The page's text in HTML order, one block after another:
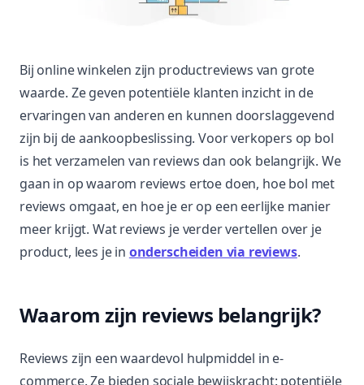
Bij online winkelen zijn productreviews van grote
waarde. Ze geven potentiële klanten inzicht in de
ervaringen van anderen en kunnen doorslaggevend
zijn bij de aankoopbeslissing. Voor verkopers op bol
is het verzamelen van reviews dan ook belangrijk. We
gaan in op waarom reviews ertoe doen, hoe bol met
reviews omgaat, en hoe je er op een eerlijke manier
meer krijgt. Wat reviews je verder vertellen over je
product, lees je in onderscheiden via reviews.
Waarom zijn reviews belangrijk?
Reviews zijn een waardevol hulpmiddel in e-
commerce. Ze bieden sociale bewijskracht: potentiële